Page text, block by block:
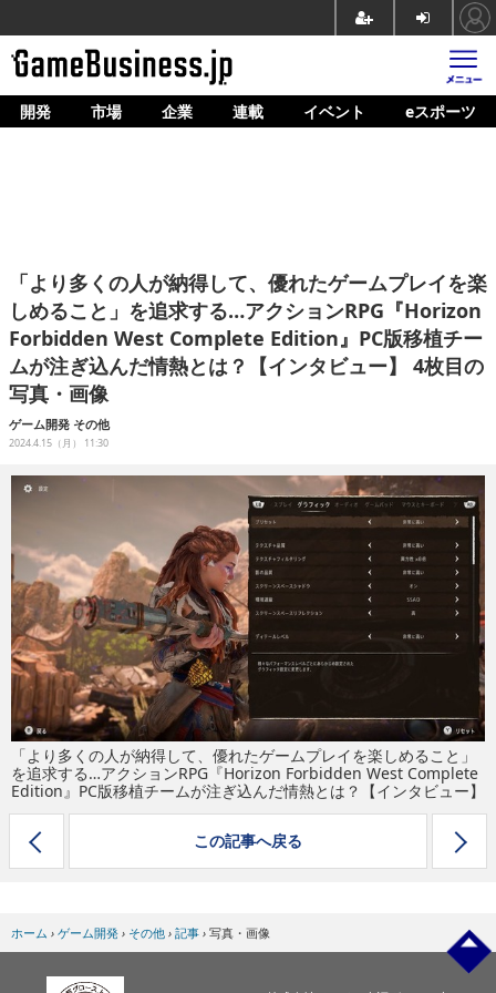
ホーム
企業動向
人材育成
産業政策
連載
イベント/セミナー
開発 市場 企業 連載 イベント eスポーツ
「より多くの人が納得して、優れたゲームプレイを楽
しめること」を追求する…アクションRPG『Horizon
Forbidden West Complete Edition』PC版移植チー
ムが注ぎ込んだ情熱とは？【インタビュー】 4枚目の
写真・画像
ゲーム開発 その他
2024.4.15（月） 11:30
「より多くの人が納得して、優れたゲームプレイを楽しめること」
を追求する…アクションRPG『Horizon Forbidden West Complete
Edition』PC版移植チームが注ぎ込んだ情熱とは？【インタビュー】
この記事へ戻る
ホーム › ゲーム開発 › その他 › 記事 › 写真・画像